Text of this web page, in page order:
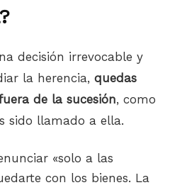
decisión irrevocable y
la herencia, quedas
de la sucesión, como
sido llamado a ella.
«solo a las
con los bienes. La